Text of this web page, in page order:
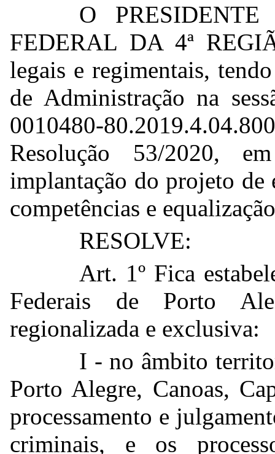
O
FEDERAL DA 4ª
legais e regimentais,
de Administração na
0010480-
Resolução 53/2020,
implantação do projeto de
competências e
RESOLVE:
Art. 1º Fica
Federais de Porto
regionalizada e exclusiva:
I - no âmbito
Porto Alegre, Canoas,
processamento e
criminais, e os